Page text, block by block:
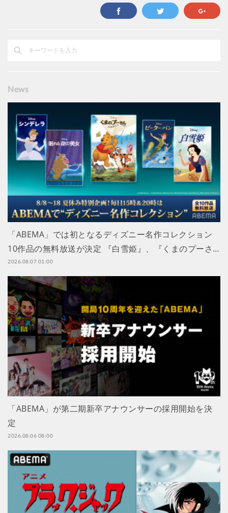
News
「ABEMA」では初となるディズニー名作コレクション
10作品の無料放送が決定 『白雪姫』、『くまのプーさ…
2026.08.07 01:00
「ABEMA」が第二期新卒アナウンサーの採用開始を決
定
2026.08.06 08:00